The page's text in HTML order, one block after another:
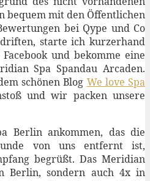
bequem mit den Öffentlichen
bei Qype und Co
starte ich kurzerhand
und bekomme eine
Spa Spandau Arcaden.
schönen Blog We love Spa
und wir packen unsere
Berlin ankommen, das die
von uns entfernt ist,
begrüßt. Das Meridian
Berlin, sondern auch 4x in